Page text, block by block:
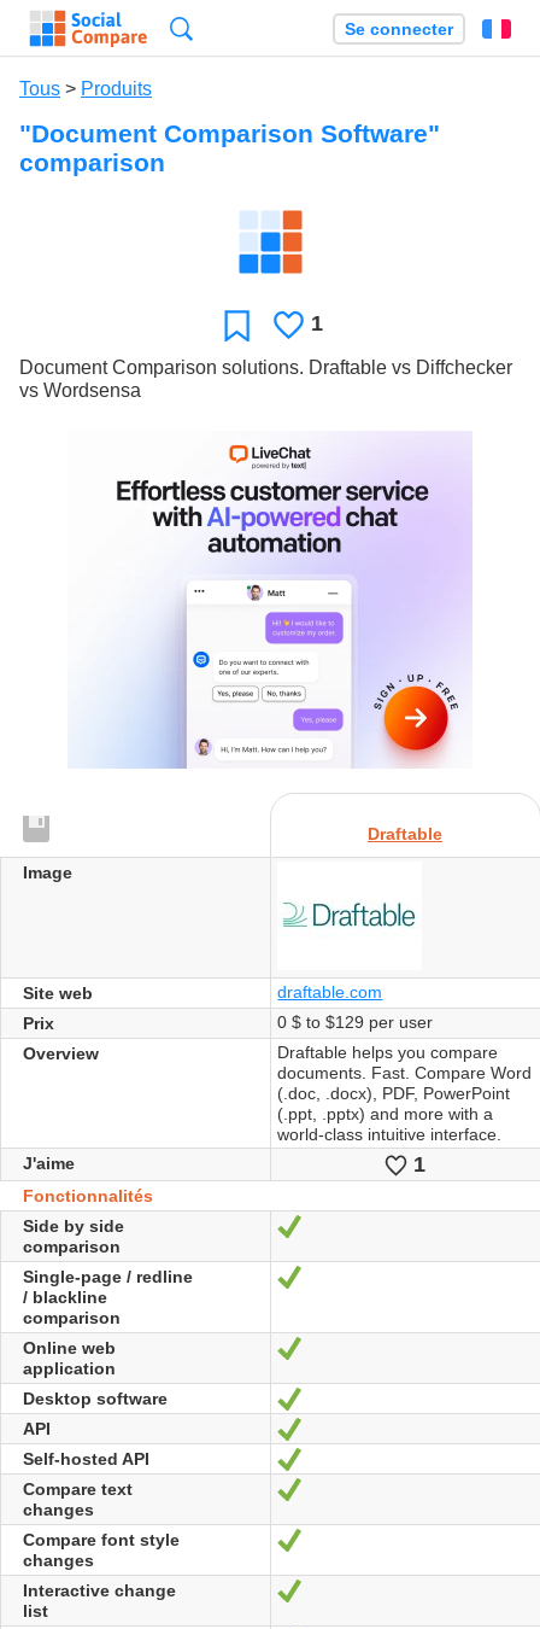
Se connecter
Tous > Produits
"Document Comparison Software"
comparison
Favori J'aime
1
Document Comparison solutions. Draftable vs Diffchecker
vs Wordsensa
Draftable
Image
Site web
draftable.com
Prix
0 $ to $129 per user
Overview
Draftable helps you compare
documents. Fast. Compare Word
(.doc, .docx), PDF, PowerPoint
(.ppt, .pptx) and more with a
world-class intuitive interface.
J'aime
J'aime
1
Fonctionnalités
Side by side
comparison
Oui
Single-page / redline
/ blackline
comparison
Oui
Online web
application
Oui
Desktop software
Oui
API
Oui
Self-hosted API
Oui
Compare text
changes
Oui
Compare font style
changes
Oui
Interactive change
list
Oui